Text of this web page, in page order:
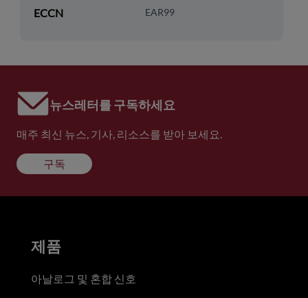
ECCN EAR99
뉴스레터를 구독하세요
매주 최신 뉴스, 기사, 리소스를 받아 보세요.
구독
제품
아날로그 및 혼합 신호